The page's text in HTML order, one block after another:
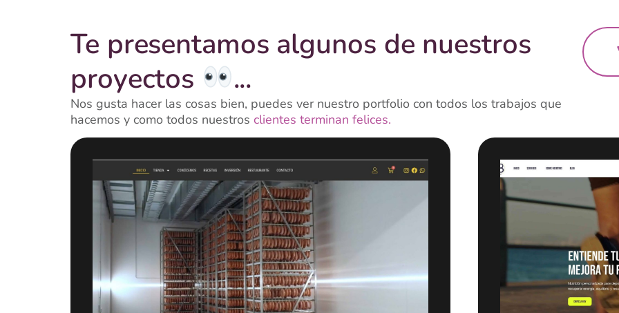
Te presentamos algunos de nuestros
proyectos
...
Nos gusta hacer las cosas bien, puedes ver nuestro portfolio con todos los trabajos que
hacemos y como todos nuestros clientes terminan felices.